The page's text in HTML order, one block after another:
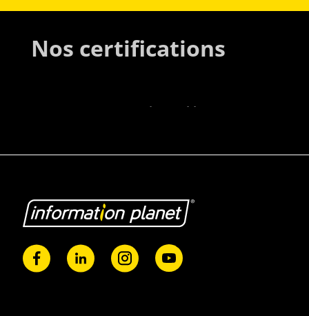
Nos certifications